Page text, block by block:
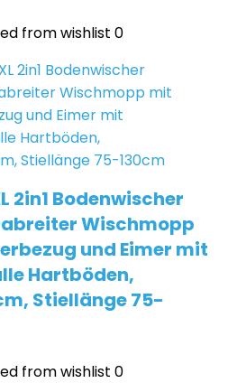
from wishlist 0
2in1 Bodenwischer
Wischmopp
und Eimer mit
Hartböden,
Stiellänge 75-
from wishlist 0